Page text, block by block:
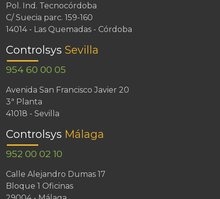
Pol. Ind. Tecnocórdoba
C/ Suecia parc. 159-160
14014 - Las Quemadas - Córdoba
Controlsys Sevilla
954 60 00 05
Avenida San Francisco Javier 20
3ª Planta
41018 - Sevilla
Controlsys Málaga
952 00 02 10
Calle Alejandro Dumas 17
Bloque 1 Oficinas